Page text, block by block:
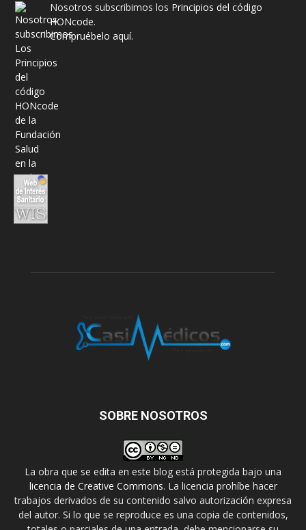
Nosotros subscribimos los Principios del código
HONcode.
Compruébelo aquí.
SOBRE NOSOTROS
La obra que se edita en este blog está protegida bajo una
licencia de Creative Commons. La licencia prohíbe hacer
trabajos derivados de su contenido salvo autorización expresa
del autor. Si lo que se reproduce es una copia de contenidos,